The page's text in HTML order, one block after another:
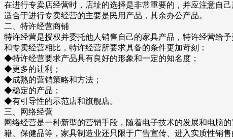
在进行专卖店经营时，店址的选择是非常重要的，并应注意自
适合于进行专卖经营的主要是民用产品，其余办公产品。
二、特许经营商铺
特许经营是授权并委托他人销售自己的家具产品，特许经营给
和专卖经营相比，特许经营所要求具备的条件更加苛刻：
◆特许经营要求产品具有良好的形象和一定的知名度；
◆更多的让利；
◆成熟的营销策略和方法；
◆稳定的产品；
◆有引导性的示范店和旗舰店。
三、网络经营
网络经营是一种新型的营销手段，随着电子技术的发展和电脑
籍、保健品等，家具制造业还只限于广告宣传、进入实质性销售